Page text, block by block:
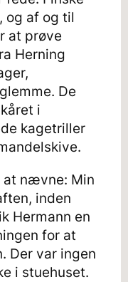
og af og til
at prøve
Herning
De
i
kagetriller
at nævne: Min
inden
Hermann en
for at
Der var ingen
i stuehuset.